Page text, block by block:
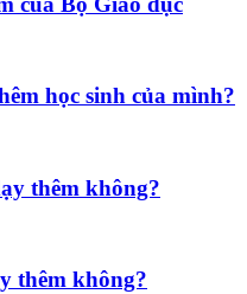
học sinh của mình?
thêm không?
thêm không?